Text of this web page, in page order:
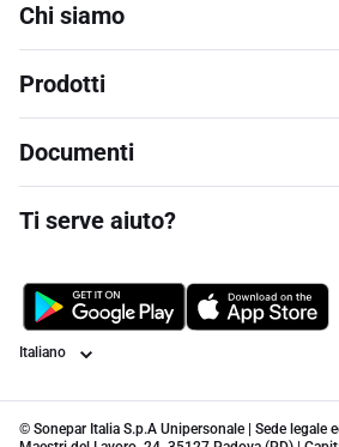
Chi siamo
Prodotti
Documenti
Ti serve aiuto?
Lingua
© Sonepar Italia S.p.A Unipersonale | Sede legale